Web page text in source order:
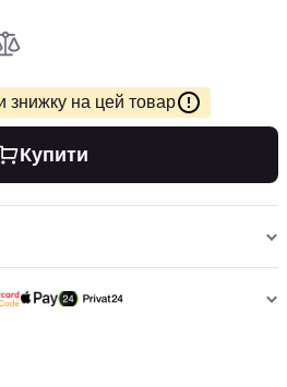
знижку на цей товар
Купити